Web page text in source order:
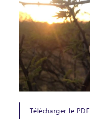
Télécharger le PDF